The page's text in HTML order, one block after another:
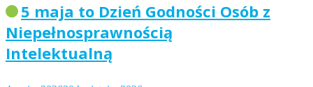
5 maja to Dzień Godności Osób z
Niepełnosprawnością
Intelektualną